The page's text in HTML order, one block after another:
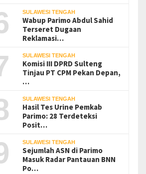
SULAWESI TENGAH
Wabup Parimo Abdul Sahid
Terseret Dugaan
Reklamasi…
SULAWESI TENGAH
Komisi III DPRD Sulteng
Tinjau PT CPM Pekan Depan,
…
SULAWESI TENGAH
Hasil Tes Urine Pemkab
Parimo: 28 Terdeteksi
Posit…
SULAWESI TENGAH
Sejumlah ASN di Parimo
Masuk Radar Pantauan BNN
Po…